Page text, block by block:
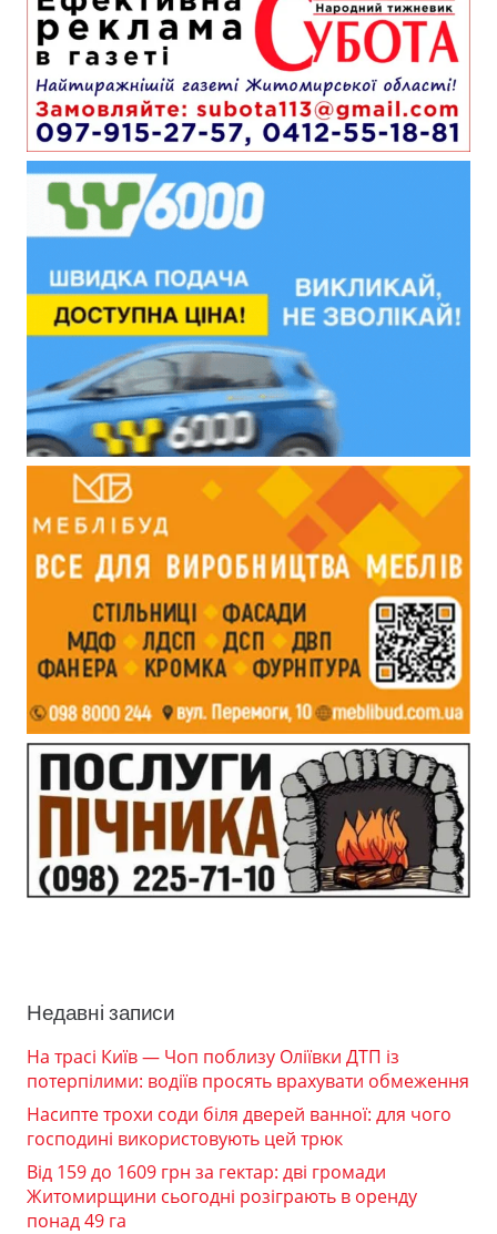
Недавні записи
На трасі Київ — Чоп поблизу Оліївки ДТП із
потерпілими: водіїв просять врахувати обмеження
Насипте трохи соди біля дверей ванної: для чого
господині використовують цей трюк
Від 159 до 1609 грн за гектар: дві громади
Житомирщини сьогодні розіграють в оренду
понад 49 га